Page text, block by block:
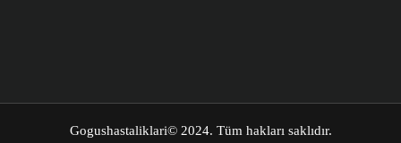
Gogushastaliklari© 2024. Tüm hakları saklıdır.